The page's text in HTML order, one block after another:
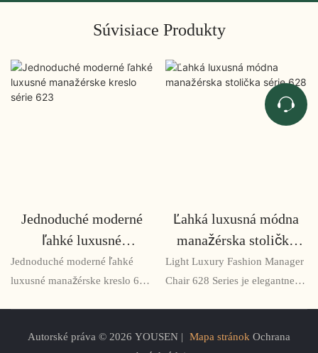
Súvisiace Produkty
Jednoduché moderné
ľahké luxusné
manažérske kreslo série
623
Jednoduché moderné ľahké
luxusné manažérske kreslo 623
manažérov. Jeho elegantný
Ľahká luxusná módna
manažérska stolička
série 628
Light Luxury Fashion Manager
Chair 628 Series je elegantne
spája štýl a pohodlie. Stolička
Autorské práva © 2026 YOUSEN | Mapa stránok Ochrana